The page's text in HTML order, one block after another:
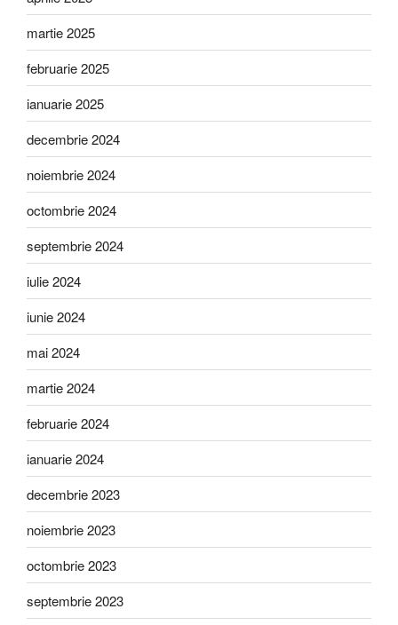
martie 2025
februarie 2025
ianuarie 2025
decembrie 2024
noiembrie 2024
octombrie 2024
septembrie 2024
iulie 2024
iunie 2024
mai 2024
martie 2024
februarie 2024
ianuarie 2024
decembrie 2023
noiembrie 2023
octombrie 2023
septembrie 2023